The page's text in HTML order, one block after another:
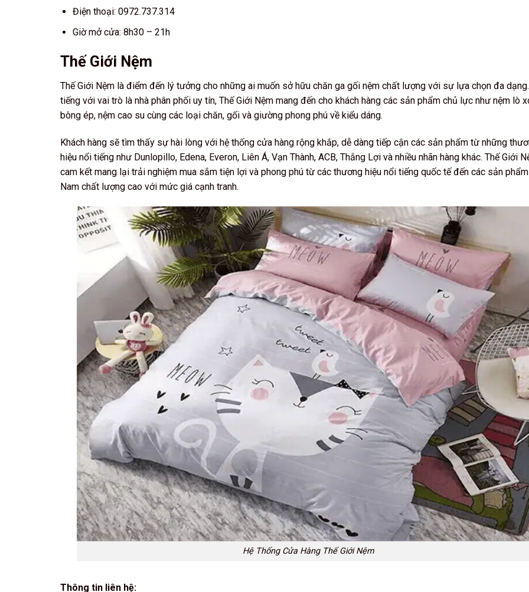
Điện thoại: 0972.737.314
Giờ mở cửa: 8h30 – 21h
Thế Giới Nệm
Thế Giới Nệm là điểm đến lý tưởng cho những ai muốn sở hữu chăn ga gối nệm chất lượng với sự lựa chọn đa
tiếng với vai trò là nhà phân phối uy tín, Thế Giới Nệm mang đến cho khách hàng các sản phẩm chủ lực như nệm lò
bông ép, nệm cao su cùng các loại chăn, gối và giường phong phú về kiểu dáng.
Khách hàng sẽ tìm thấy sự hài lòng với hệ thống cửa hàng rộng khắp, dễ dàng tiếp cận các sản phẩm từ những
hiệu nổi tiếng như Dunlopillo, Edena, Everon, Liên Á, Vạn Thành, ACB, Thắng Lợi và nhiều nhãn hàng khác. Thế Giới
cam kết mang lại trải nghiệm mua sắm tiện lợi và phong phú từ các thương hiệu nổi tiếng quốc tế đến các sản
Nam chất lượng cao với mức giá cạnh tranh.
Hệ Thống Cửa Hàng Thế Giới Nệm
Thông tin liên hệ: